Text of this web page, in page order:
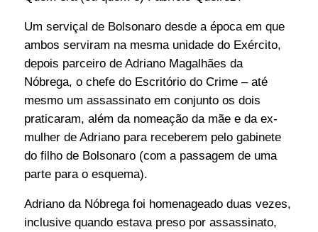
Um serviçal de Bolsonaro desde a época em que
ambos serviram na mesma unidade do Exército,
depois parceiro de Adriano Magalhães da
Nóbrega, o chefe do Escritório do Crime – até
mesmo um assassinato em conjunto os dois
praticaram, além da nomeação da mãe e da ex-
mulher de Adriano para receberem pelo gabinete
do filho de Bolsonaro (com a passagem de uma
parte para o esquema).
Adriano da Nóbrega foi homenageado duas vezes,
inclusive quando estava preso por assassinato,